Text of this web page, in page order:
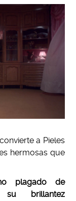
a Pieles
hermosas que
plagado de
su brillantez